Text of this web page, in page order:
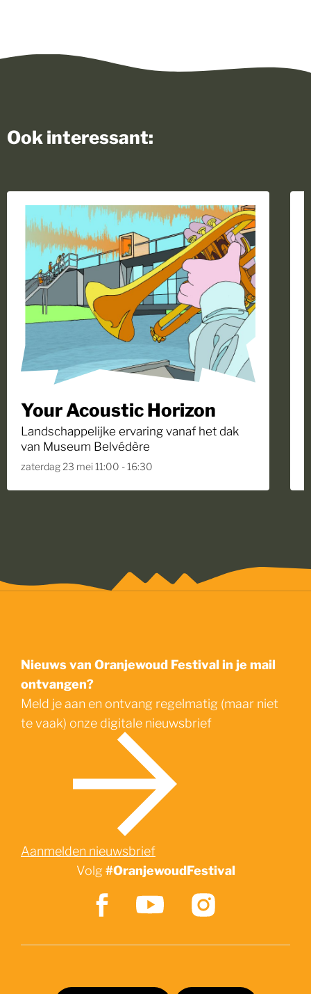
Ook interessant:
Your Acoustic Horizon
Landschappelijke ervaring vanaf het dak
van Museum Belvédère
zaterdag 23 mei 11:00 - 16:30
Nieuws van Oranjewoud Festival in je mail
ontvangen?
Meld je aan en ontvang regelmatig (maar niet
te vaak) onze digitale nieuwsbrief
Aanmelden nieuwsbrief
Volg #OranjewoudFestival